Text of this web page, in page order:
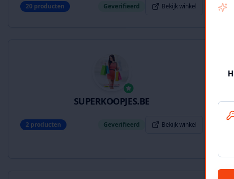
20 producten Geverifieerd Bekijk winkel
SUPERKOOPJES.BE
2 producten Geverifieerd Bekijk winkel